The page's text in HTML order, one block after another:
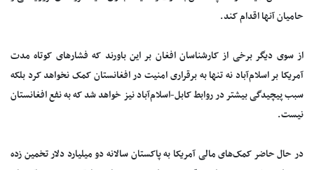
حامیان آنها اقدام کند.
از سوی دیگر برخی از کارشناسان افغان بر این باورند که فشارهای کوتاه مدت
آمریکا بر اسلام‌آباد نه تنها به برقراری امنیت در افغانستان کمک نخواهد کرد بلکه
سبب پیچیدگی بیشتر در روابط کابل-اسلام‌آباد نیز خواهد شد که به نفع افغانستان
نیست.
در حال حاضر کمک‌های مالی آمریکا به پاکستان سالانه دو میلیارد دلار تخمین زده